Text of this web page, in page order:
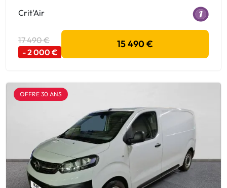
Crit'Air
17 490 €
- 2 000 €
15 490 €
OFFRE 30 ANS